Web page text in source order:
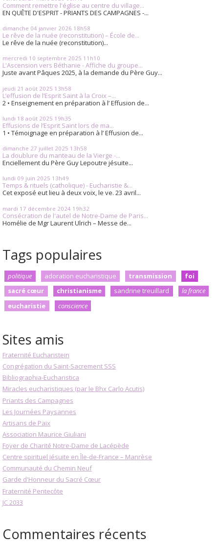
Comment remettre l'église au centre du village...
EN QUÊTE D'ESPRIT - PRIANTS DES CAMPAGNES -...
dimanche 04 janvier 2026 18h58
Le rêve de la nuée (reconstitution) – École de...
Le rêve de la nuée (reconstitution)...
mercredi 10 septembre 2025 11h10
L'Ascension vers Béthanie - Affiche du groupe...
Juste avant Pâques 2025, à la demande du Père Guy...
jeudi 21 août 2025 13h58
L’effusion de l’Esprit Saint à la Croix –...
2 • Enseignement en préparation à l’ Effusion de...
lundi 18 août 2025 19h35
Effusions de l’Esprit Saint lors de ma...
1 • Témoignage en préparation à l’ Effusion de...
dimanche 27 juillet 2025 13h58
La doublure du manteau de la Vierge -...
Enciellement du Père Guy Lepoutre jésuite...
lundi 09 juin 2025 13h49
Temps & rituels (catholique) - Eucharistie &...
Cet exposé eut lieu à deux voix, le ve. 23 avril...
mardi 17 décembre 2024 19h32
Consécration de l'autel de Notre-Dame de Paris...
Homélie de Mgr Laurent Ulrich – Messe de...
Tags populaires
politique adoration eucharistique transmission
foi
sacré cœur
christianisme sandrine treuillard
la france
eucharistie
conscience
Sites amis
Fraternité Eucharistein
Congrégation du Saint-Sacrement SSS
Bibliographia-Eucharistica
Miracles eucharistiques (par le Bhx Carlo Acutis)
Priants des Campagnes
Les Journées Paysannes
Artisans de Paix
Association Maurice Giuliani
Foyer de Charité Notre-Dame de Lacépède
Centre spirituel jésuite en Île-de-France – Manrèse
Communauté du Chemin Neuf
Garde d'Honneur du Sacré Cœur
Fraternité Pentecôte
JC 2033
Commentaires récents